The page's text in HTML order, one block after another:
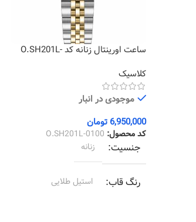
ساعت اورینتال زنانه کد O.SH201L-
کلاسیک
موجودی در انبار
6,950,000 تومان
کد محصول: O.SH201L-0100
جنسیت زنانه
رنگ قاب استیل طلایی